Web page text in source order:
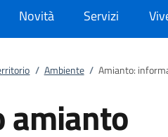
Novità Servizi
/ Ambiente / Amianto:
amianto